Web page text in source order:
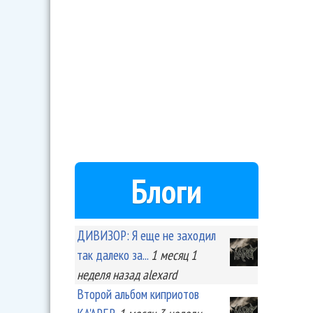
Блоги
ДИВИЗОР: Я еще не заходил
так далеко за... 1 месяц 1
неделяназад alexard
Второй альбом киприотов